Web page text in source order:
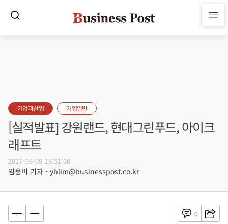
기업과산업 기업일반
[실적발표] 강원랜드, 현대그린푸드, 아이크
래프트
2017-08-09 18:51:00
임용비 기자 - yblim@businesspost.co.kr
0